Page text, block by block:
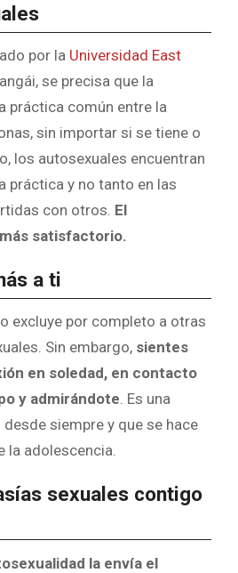
por la Universidad East
se precisa que la
práctica común entre la
sin importar si se tiene o
los autosexuales encuentran
práctica y no tanto en las
con otros. El
satisfactorio.
a ti
excluye por completo a otras
Sin embargo, sientes
en soledad, en contacto
y admirándote. Es una
siempre y que se hace
la adolescencia.
sexuales contigo
la envía el